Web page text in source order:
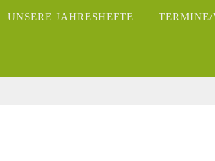
UNSERE JAHRESHEFTE